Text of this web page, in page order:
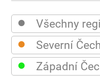
● Všechny
● Severní
● Západní